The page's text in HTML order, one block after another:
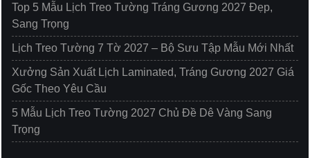
Top 5 Mẫu Lịch Treo Tường Tráng Gương 2027 Đẹp,
Sang Trọng
Lịch Treo Tường 7 Tờ 2027 – Bộ Sưu Tập Mẫu Mới Nhất
Xưởng Sản Xuất Lịch Laminated, Tráng Gương 2027 Giá
Gốc Theo Yêu Cầu
5 Mẫu Lịch Treo Tường 2027 Chủ Đề Dê Vàng Sang
Trọng